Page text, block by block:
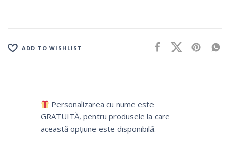
ADD TO WISHLIST
Personalizarea cu nume este
GRATUITĂ, pentru produsele la care
această opțiune este disponibilă.